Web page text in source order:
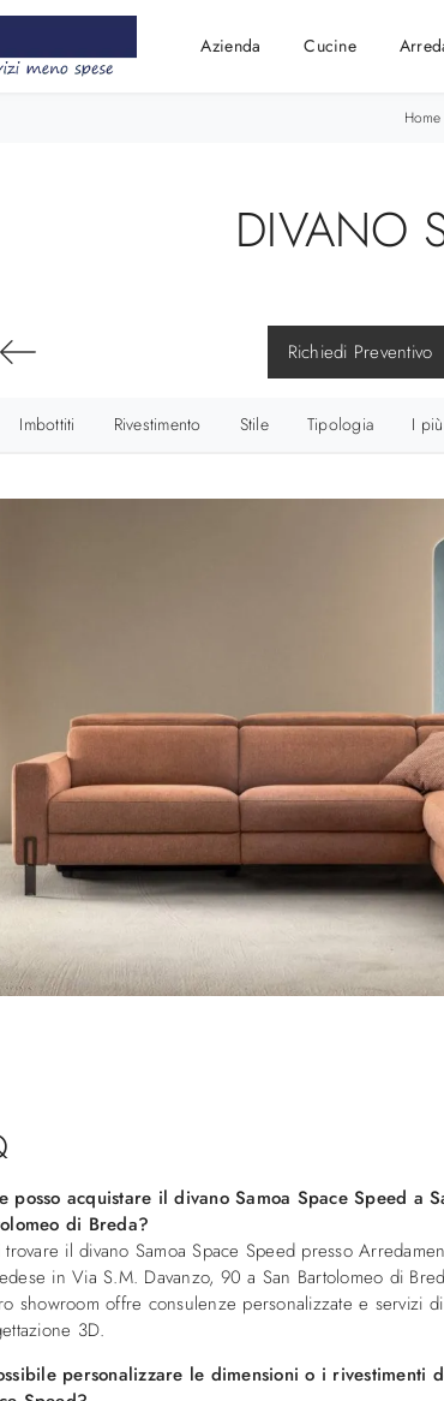
Azienda Cucine
Home
DIVANO
Richiedi Preventivo
Imbottiti Rivestimento Stile Tipologia I
posso acquistare il divano Samoa Space Speed a
di Breda?
trovare il divano Samoa Space Speed presso
in Via S.M. Davanzo, 90 a San Bartolomeo di
showroom offre consulenze personalizzate e servizi di
3D.
personalizzare le dimensioni o i rivestimenti